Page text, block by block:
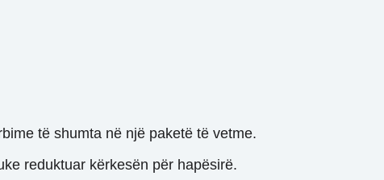
të shumta në një paketë të vetme.
reduktuar kërkesën për hapësirë.